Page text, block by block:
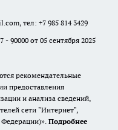
тел: +7 985 814 3429
90000 от 05 сентября 2025
рекомендательные
предоставления
и анализа сведений,
сети "Интернет",
Подробнее